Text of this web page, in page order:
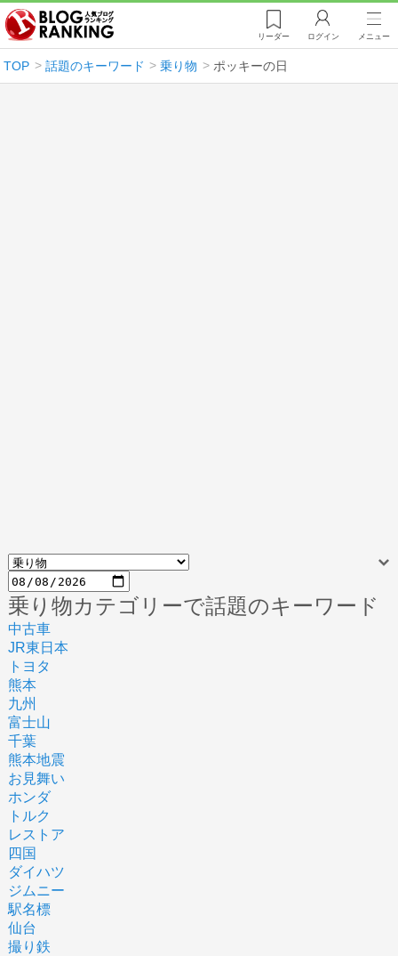
リーダー ログイン メニュー
TOP 話題のキーワード 乗り物 ポッキーの日
乗り物カテゴリーで話題のキーワード
中古車
JR東日本
トヨタ
熊本
九州
富士山
千葉
熊本地震
お見舞い
ホンダ
トルク
レストア
四国
ダイハツ
ジムニー
駅名標
仙台
撮り鉄